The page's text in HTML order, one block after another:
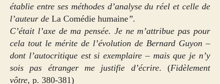
établie entre ses méthodes d’analyse du réel et celle de
l’auteur de La Comédie humaine”.
C’était l’axe de ma pensée. Je ne m’attribue pas pour
cela tout le mérite de l’évolution de Bernard Guyon –
dont l’autocritique est si exemplaire – mais que je n’y
sois pas étranger me justifie d’écrire. (Fidèlement
vôtre, p. 380-381)